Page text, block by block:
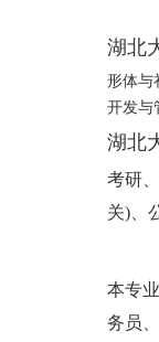
湖北
形体与
开发与
湖北
考研
关)、
本专
务员